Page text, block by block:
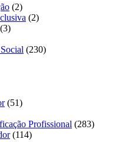
(2)
(2)
(230)
(51)
Profissional (283)
(114)